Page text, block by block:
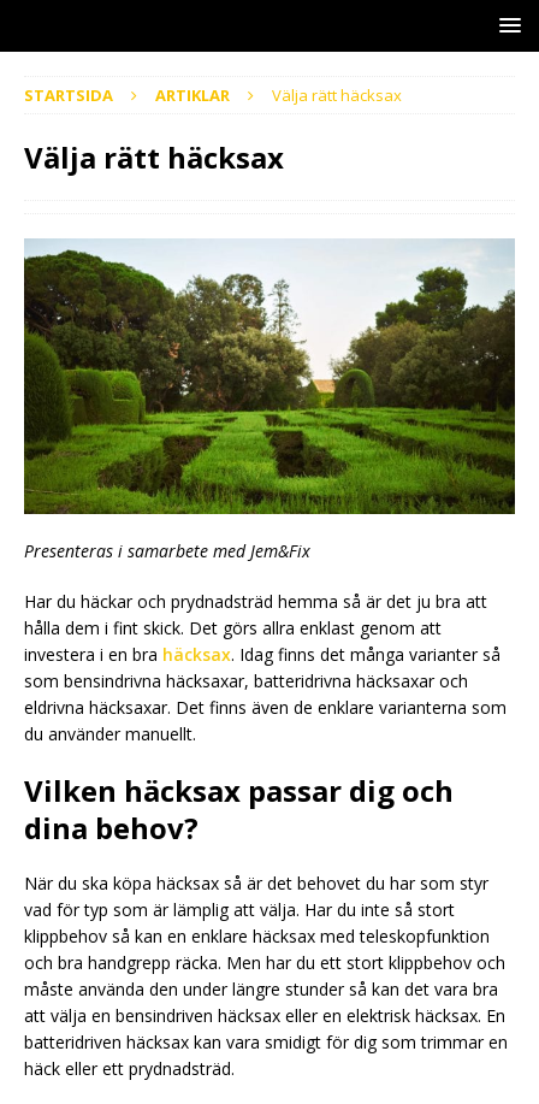
STARTSIDA ARTIKLAR Välja rätt häcksax
Välja rätt häcksax
Presenteras i samarbete med Jem&Fix
Har du häckar och prydnadsträd hemma så är det ju bra att
hålla dem i fint skick. Det görs allra enklast genom att
investera i en bra häcksax. Idag finns det många varianter så
som bensindrivna häcksaxar, batteridrivna häcksaxar och
eldrivna häcksaxar. Det finns även de enklare varianterna som
du använder manuellt.
Vilken häcksax passar dig och
dina behov?
När du ska köpa häcksax så är det behovet du har som styr
vad för typ som är lämplig att välja. Har du inte så stort
klippbehov så kan en enklare häcksax med teleskopfunktion
och bra handgrepp räcka. Men har du ett stort klippbehov och
måste använda den under längre stunder så kan det vara bra
att välja en bensindriven häcksax eller en elektrisk häcksax. En
batteridriven häcksax kan vara smidigt för dig som trimmar en
häck eller ett prydnadsträd.